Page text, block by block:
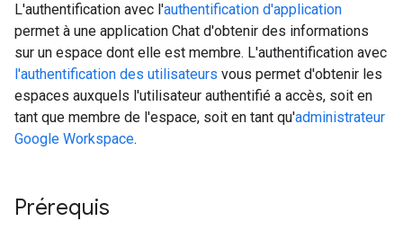
L'authentification avec l'authentification d'application
permet à une application Chat d'obtenir des informations
sur un espace dont elle est membre. L'authentification avec
l'authentification des utilisateurs vous permet d'obtenir les
espaces auxquels l'utilisateur authentifié a accès, soit en
tant que membre de l'espace, soit en tant qu'administrateur
Google Workspace.
Prérequis